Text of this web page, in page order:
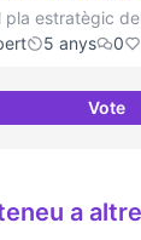
pla estratègic
5 anys 0
Vote
a